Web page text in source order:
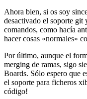
Ahora bien, si os soy
desactivado el soporte git
comandos, como hacía
hacer cosas «normales»
Por último, aunque el
merging de ramas, sigo
Boards. Sólo espero que
el soporte para ficheros
código!